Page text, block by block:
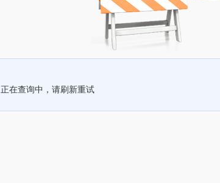
正在查询中，请刷新重试